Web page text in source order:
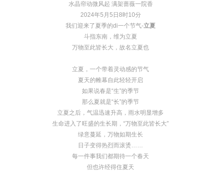
水晶帘动微风起 满架蔷薇一院香
2024年5月5日8时10分
我们迎来了夏季的di一个节气-立夏
斗指东南，维为立夏
万物至此皆长大，故名立夏也
立夏，一个带着灵动感的节气
夏天的帷幕自此轻轻开启
如果说春是“生”的季节
那么夏就是“长”的季节
立夏之后，气温迅速升高，雨水明显增多
生命进入了旺盛的生长期，“万物至此皆长大”
绿意蔓延，万物如期生长
日子变得热烈而滚烫……
每一件事我们都期待一个春天
但也许经得住夏天